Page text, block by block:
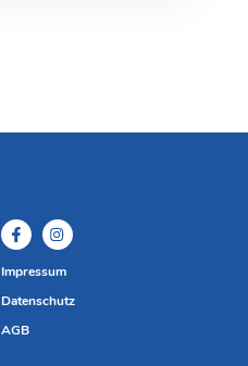
Impressum
Datenschutz
AGB